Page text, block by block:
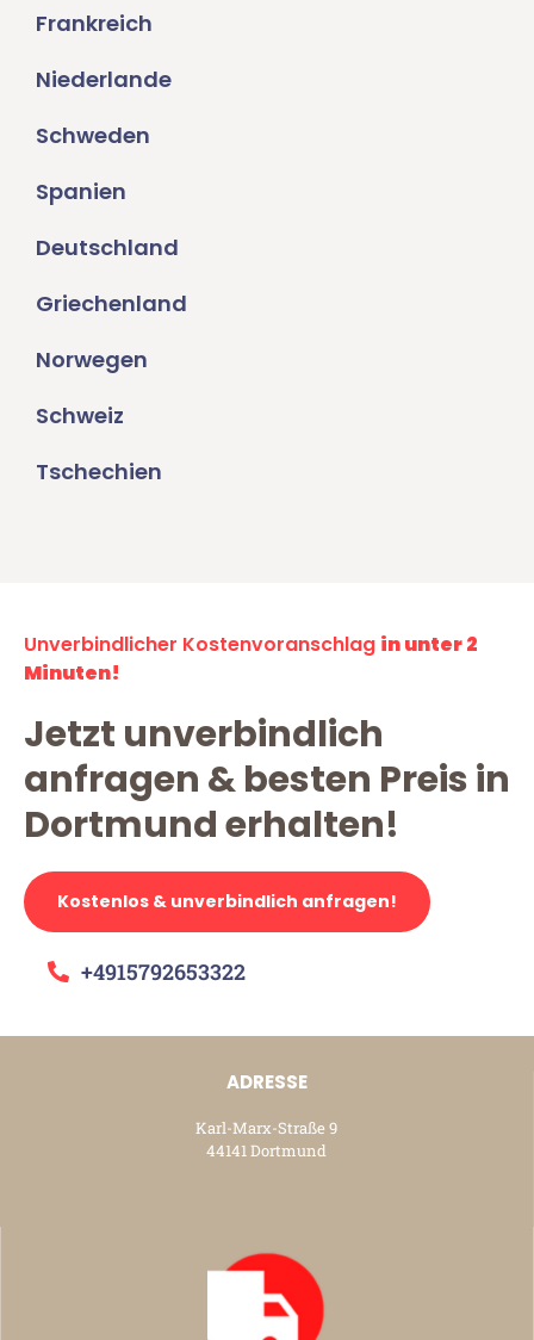
Frankreich
Niederlande
Schweden
Spanien
Deutschland
Griechenland
Norwegen
Schweiz
Tschechien
Unverbindlicher Kostenvoranschlag in unter 2
Minuten!
Jetzt unverbindlich
anfragen & besten Preis in
Dortmund erhalten!
Kostenlos & unverbindlich anfragen!
+4915792653322
ADRESSE
Karl-Marx-Straße 9
44141 Dortmund